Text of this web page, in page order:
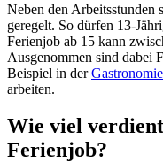
Neben den Arbeitsstunden
geregelt. So dürfen 13-
Ferienjob ab 15 kann
Ausgenommen sind dabei
Beispiel in derGastronomie
arbeiten.
Wie viel
Ferienjob?